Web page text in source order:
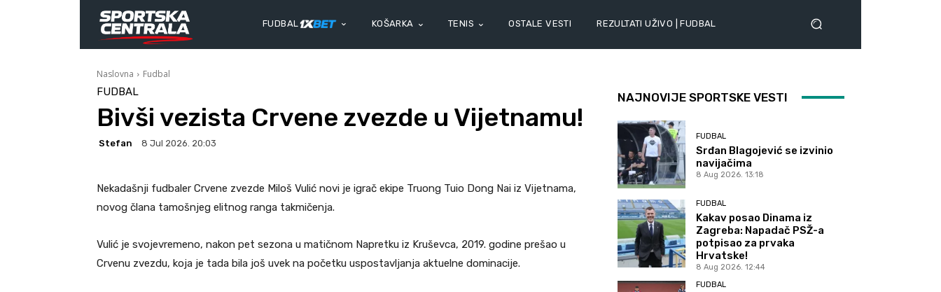
FUDBAL KOŠARKA TENIS OSTALE VESTI REZULTATI UŽIVO | FUDBAL
Naslovna Fudbal
FUDBAL
Bivši vezista Crvene zvezde u Vijetnamu!
Stefan 8 Jul 2026. 20:03
Nekadašnji fudbaler Crvene zvezde Miloš Vulić novi je igrač ekipe Truong Tuio Dong Nai iz Vijetnama,
novog člana tamošnjeg elitnog ranga takmičenja.
Vulić je svojevremeno, nakon pet sezona u matičnom Napretku iz Kruševca, 2019. godine prešao u
Crvenu zvezdu, koja je tada bila još uvek na početku uspostavljanja aktuelne dominacije.
NAJNOVIJE SPORTSKE VESTI
FUDBAL
Srđan Blagojević se izvinio
navijačima
8 Aug 2026. 13:18
FUDBAL
Kakav posao Dinama iz
Zagreba: Napadač PSŽ-a
potpisao za prvaka
Hrvatske!
8 Aug 2026. 12:44
FUDBAL